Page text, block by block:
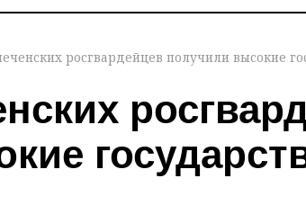
росгвардейцев получили высокие